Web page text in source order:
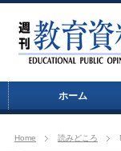
ホーム
Home 読みどころ